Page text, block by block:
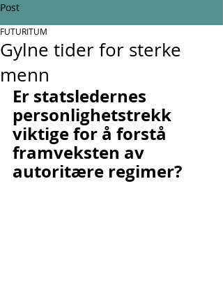
Post
Gylne tider for sterke
menn
FUTURITUM
Er statsledernes
personlighetstrekk
viktige for å forstå
framveksten av
autoritære regimer?